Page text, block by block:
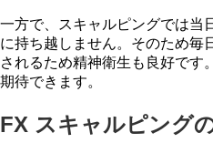
一方で、スキャルピングでは当
に持ち越しません。そのため毎
されるため精神衛生も良好です
期待できます。
FX スキャルピング